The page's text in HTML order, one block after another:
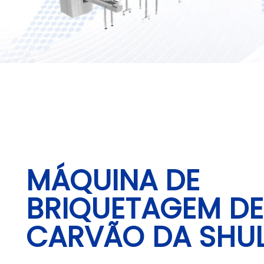
MÁQUINA DE
BRIQUETAGEM DE
CARVÃO DA